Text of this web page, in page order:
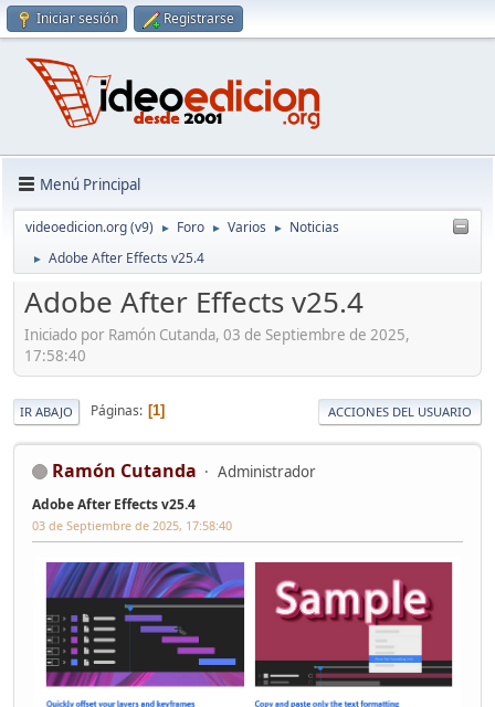
Iniciar sesión Registrarse
Menú Principal
videoedicion.org (v9) ► Foro ► Varios ► Noticias
► Adobe After Effects v25.4
Adobe After Effects v25.4
Iniciado por Ramón Cutanda, 03 de Septiembre de 2025,
17:58:40
IR ABAJO Páginas 1 ACCIONES DEL USUARIO
Ramón Cutanda Administrador
Adobe After Effects v25.4
03 de Septiembre de 2025, 17:58:40